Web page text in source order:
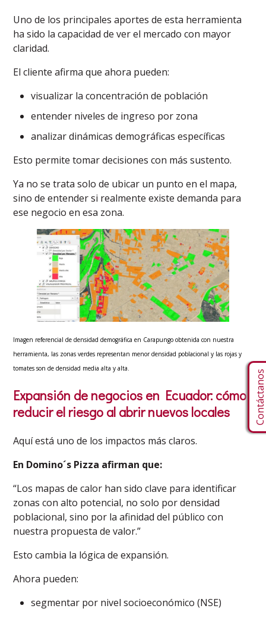
Uno de los principales aportes de esta herramienta
ha sido la capacidad de ver el mercado con mayor
claridad.
El cliente afirma que ahora pueden:
visualizar la concentración de población
entender niveles de ingreso por zona
analizar dinámicas demográficas específicas
Esto permite tomar decisiones con más sustento.
Ya no se trata solo de ubicar un punto en el mapa,
sino de entender si realmente existe demanda para
ese negocio en esa zona.
Imagen referencial de densidad demográfica en Carapungo obtenida con nuestra
herramienta, las zonas verdes representan menor densidad poblacional y las rojas y
tomates son de densidad media alta y alta.
Expansión de negocios en Ecuador: cómo
reducir el riesgo al abrir nuevos locales
Aquí está uno de los impactos más claros.
En Domino´s Pizza afirman que:
“Los mapas de calor han sido clave para identificar
zonas con alto potencial, no solo por densidad
poblacional, sino por la afinidad del público con
nuestra propuesta de valor.”
Esto cambia la lógica de expansión.
Ahora pueden:
segmentar por nivel socioeconómico (NSE)
Contáctanos